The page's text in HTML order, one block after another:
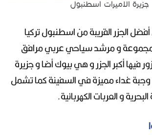
جزيرة الاميرات اسطنبول
الجزر القريبة من اسطنبول تركيا
و مرشد سياحي عربي مرافق
فيها أكبر الجزر و هي بيوك أضا و جزيرة
وجبة غداء مميزة في السفينة كما تشمل
البحرية و العربات الكهربائية.